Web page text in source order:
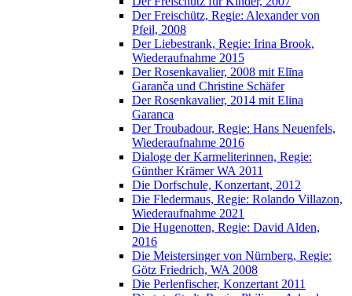
Der Freischütz, Regie: Alexander von
Pfeil, 2008
Der Liebestrank, Regie: Irina Brook,
Wiederaufnahme 2015
Der Rosenkavalier, 2008 mit Elīna
Garanča und Christine Schäfer
Der Rosenkavalier, 2014 mit Elina
Garanca
Der Troubadour, Regie: Hans Neuenfels,
Wiederaufnahme 2016
Dialoge der Karmeliterinnen, Regie:
Günther Krämer WA 2011
Die Dorfschule, Konzertant, 2012
Die Fledermaus, Regie: Rolando Villazon,
Wiederaufnahme 2021
Die Hugenotten, Regie: David Alden,
2016
Die Meistersinger von Nürnberg, Regie:
Götz Friedrich, WA 2008
Die Perlenfischer, Konzertant 2011